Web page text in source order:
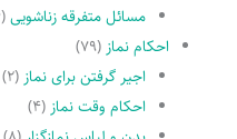
مسائل متفرقه زناشویى(۲۶)
احکام نماز (۷۹)
اجیر گرفتن براى نماز (۲)
احکام وقت نماز (۴)